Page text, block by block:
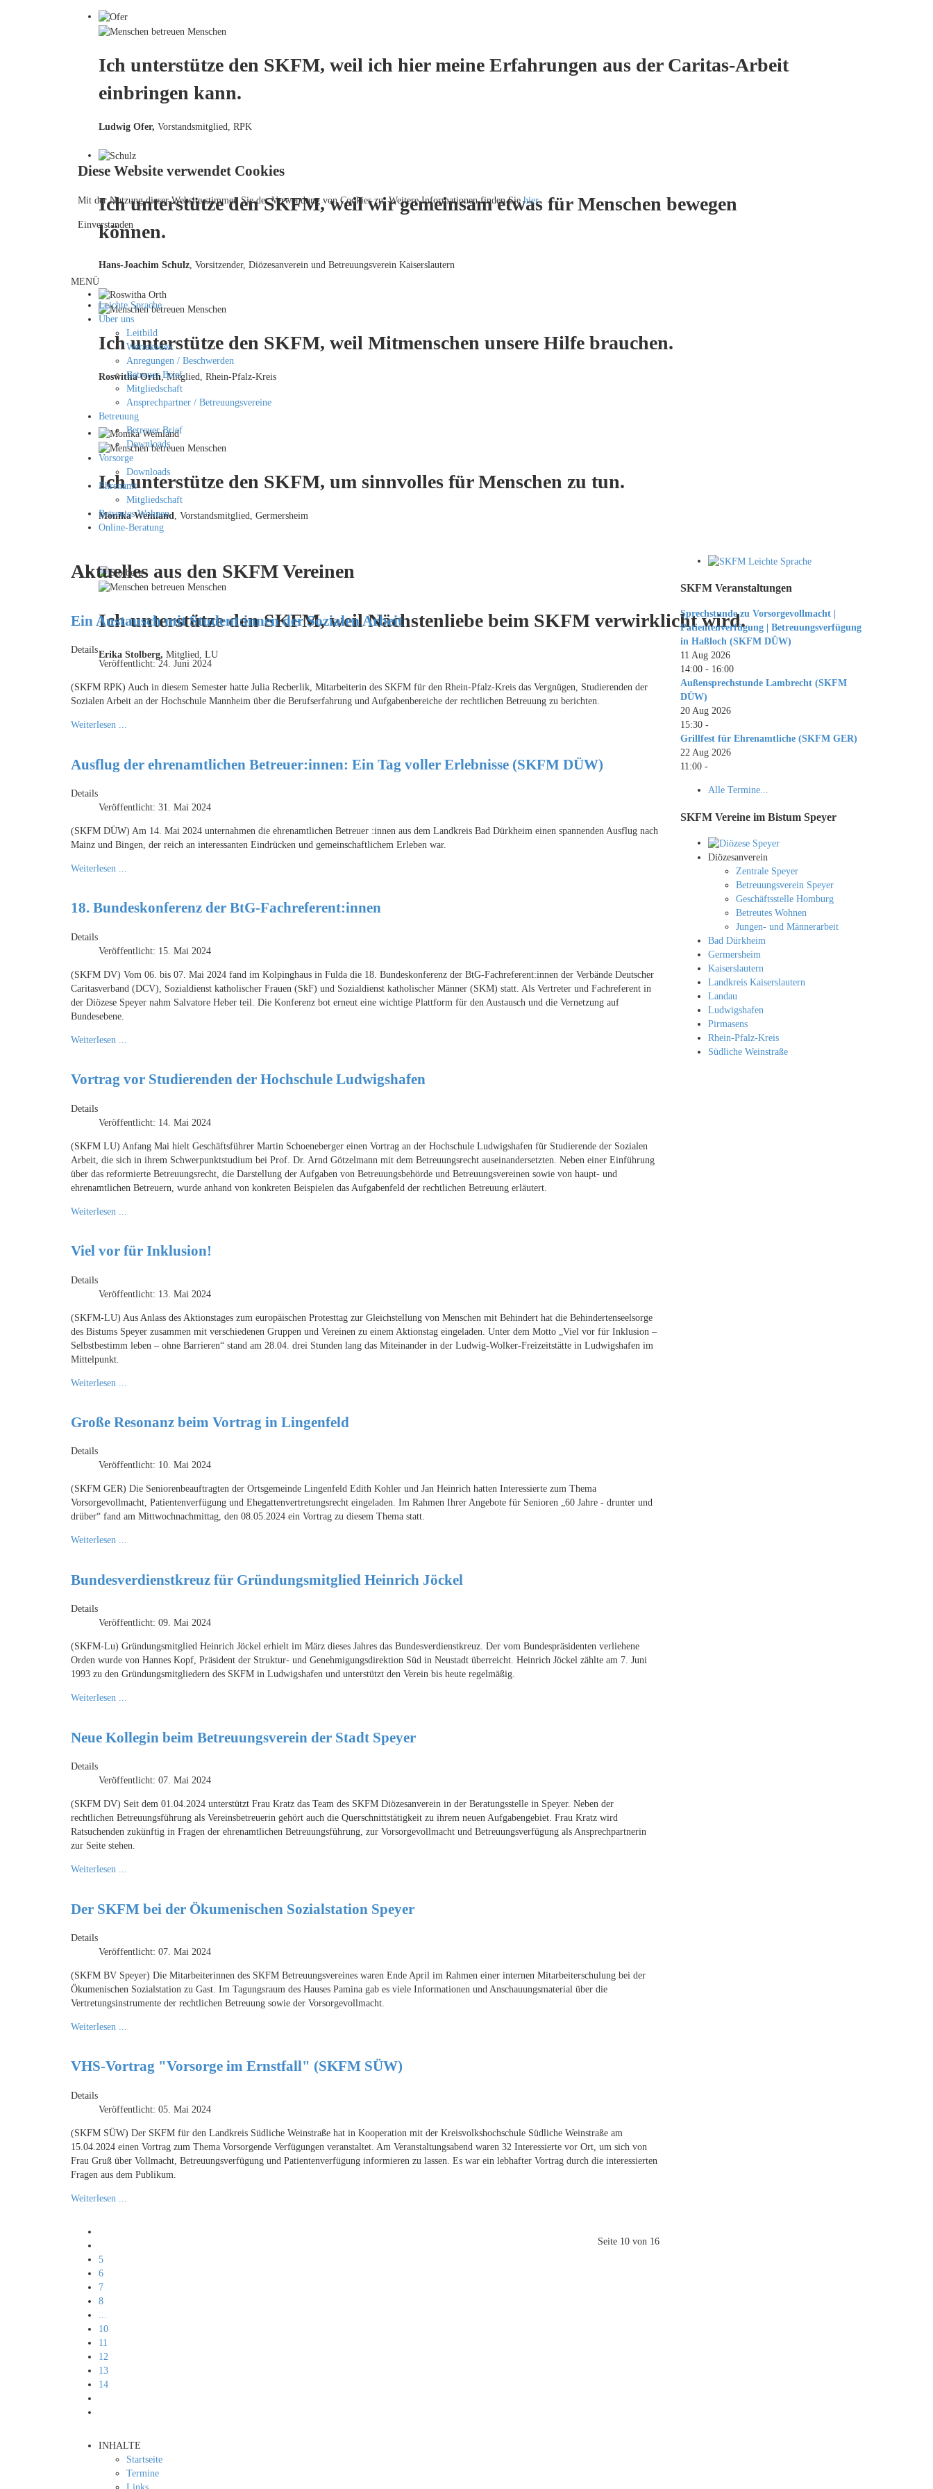
Ich unterstütze den SKFM, weil ich hier meine Erfahrungen aus der Caritas-Arbeit
einbringen kann.
Ludwig Ofer, Vorstandsmitglied, RPK
Ich unterstütze den SKFM, weil wir gemeinsam etwas für Menschen bewegen
können.
Hans-Joachim Schulz, Vorsitzender, Diözesanverein und Betreuungsverein Kaiserslautern
Ich unterstütze den SKFM, weil Mitmenschen unsere Hilfe brauchen.
Roswitha Orth, Mitglied, Rhein-Pfalz-Kreis
Ich unterstütze den SKFM, um sinnvolles für Menschen zu tun.
Monika Weinland, Vorstandsmitglied, Germersheim
Ich unterstütze den SKFM, weil Nächstenliebe beim SKFM verwirklicht wird.
Erika Stolberg, Mitglied, LU
Diese Website verwendet Cookies
Mit der Nutzung dieser Website stimmen Sie der Verwendung von Cookies zu. Weitere Informationen finden Siehier.
Einverstanden
MENÜ
Leichte Sprache
Über uns
Leitbild
Wertekodex
Anregungen / Beschwerden
Betreuer Brief
Mitgliedschaft
Ansprechpartner / Betreuungsvereine
Betreuung
Betreuer Brief
Downloads
Vorsorge
Downloads
Ehrenamt
Mitgliedschaft
Betreutes Wohnen
Online-Beratung
Aktuelles aus den SKFM Vereinen
Ein Austausch mit Student:innen der Sozialen Arbeit
Details
Veröffentlicht: 24. Juni 2024
(SKFM RPK) Auch in diesem Semester hatte Julia Recberlik, Mitarbeiterin des SKFM für den Rhein-Pfalz-Kreis das Vergnügen, Studierenden der
Sozialen Arbeit an der Hochschule Mannheim über die Berufserfahrung und Aufgabenbereiche der rechtlichen Betreuung zu berichten.
Weiterlesen ...
Ausflug der ehrenamtlichen Betreuer:innen: Ein Tag voller Erlebnisse (SKFM DÜW)
Details
Veröffentlicht: 31. Mai 2024
(SKFM DÜW) Am 14. Mai 2024 unternahmen die ehrenamtlichen Betreuer :innen aus dem Landkreis Bad Dürkheim einen spannenden Ausflug nach
Mainz und Bingen, der reich an interessanten Eindrücken und gemeinschaftlichem Erleben war.
Weiterlesen ...
18. Bundeskonferenz der BtG-Fachreferent:innen
Details
Veröffentlicht: 15. Mai 2024
(SKFM DV) Vom 06. bis 07. Mai 2024 fand im Kolpinghaus in Fulda die 18. Bundeskonferenz der BtG-Fachreferent:innen der Verbände Deutscher
Caritasverband (DCV), Sozialdienst katholischer Frauen (SkF) und Sozialdienst katholischer Männer (SKM) statt. Als Vertreter und Fachreferent in
der Diözese Speyer nahm Salvatore Heber teil. Die Konferenz bot erneut eine wichtige Plattform für den Austausch und die Vernetzung auf
Bundesebene.
Weiterlesen ...
Vortrag vor Studierenden der Hochschule Ludwigshafen
Details
Veröffentlicht: 14. Mai 2024
(SKFM LU) Anfang Mai hielt Geschäftsführer Martin Schoeneberger einen Vortrag an der Hochschule Ludwigshafen für Studierende der Sozialen
Arbeit, die sich in ihrem Schwerpunktstudium bei Prof. Dr. Arnd Götzelmann mit dem Betreuungsrecht auseinandersetzten. Neben einer Einführung
über das reformierte Betreuungsrecht, die Darstellung der Aufgaben von Betreuungsbehörde und Betreuungsvereinen sowie von haupt- und
ehrenamtlichen Betreuern, wurde anhand von konkreten Beispielen das Aufgabenfeld der rechtlichen Betreuung erläutert.
Weiterlesen ...
Viel vor für Inklusion!
Details
Veröffentlicht: 13. Mai 2024
(SKFM-LU) Aus Anlass des Aktionstages zum europäischen Protesttag zur Gleichstellung von Menschen mit Behindert hat die Behindertenseelsorge
des Bistums Speyer zusammen mit verschiedenen Gruppen und Vereinen zu einem Aktionstag eingeladen. Unter dem Motto „Viel vor für Inklusion –
Selbstbestimm leben – ohne Barrieren“ stand am 28.04. drei Stunden lang das Miteinander in der Ludwig-Wolker-Freizeitstätte in Ludwigshafen im
Mittelpunkt.
Weiterlesen ...
Große Resonanz beim Vortrag in Lingenfeld
Details
Veröffentlicht: 10. Mai 2024
(SKFM GER) Die Seniorenbeauftragten der Ortsgemeinde Lingenfeld Edith Kohler und Jan Heinrich hatten Interessierte zum Thema
Vorsorgevollmacht, Patientenverfügung und Ehegattenvertretungsrecht eingeladen. Im Rahmen Ihrer Angebote für Senioren „60 Jahre - drunter und
drüber“ fand am Mittwochnachmittag, den 08.05.2024 ein Vortrag zu diesem Thema statt.
Weiterlesen ...
Bundesverdienstkreuz für Gründungsmitglied Heinrich Jöckel
Details
Veröffentlicht: 09. Mai 2024
(SKFM-Lu) Gründungsmitglied Heinrich Jöckel erhielt im März dieses Jahres das Bundesverdienstkreuz. Der vom Bundespräsidenten verliehene
Orden wurde von Hannes Kopf, Präsident der Struktur- und Genehmigungsdirektion Süd in Neustadt überreicht. Heinrich Jöckel zählte am 7. Juni
1993 zu den Gründungsmitgliedern des SKFM in Ludwigshafen und unterstützt den Verein bis heute regelmäßig.
Weiterlesen ...
Neue Kollegin beim Betreuungsverein der Stadt Speyer
Details
Veröffentlicht: 07. Mai 2024
(SKFM DV) Seit dem 01.04.2024 unterstützt Frau Kratz das Team des SKFM Diözesanverein in der Beratungsstelle in Speyer. Neben der
rechtlichen Betreuungsführung als Vereinsbetreuerin gehört auch die Querschnittstätigkeit zu ihrem neuen Aufgabengebiet. Frau Kratz wird
Ratsuchenden zukünftig in Fragen der ehrenamtlichen Betreuungsführung, zur Vorsorgevollmacht und Betreuungsverfügung als Ansprechpartnerin
zur Seite stehen.
Weiterlesen ...
Der SKFM bei der Ökumenischen Sozialstation Speyer
Details
Veröffentlicht: 07. Mai 2024
(SKFM BV Speyer) Die Mitarbeiterinnen des SKFM Betreuungsvereines waren Ende April im Rahmen einer internen Mitarbeiterschulung bei der
Ökumenischen Sozialstation zu Gast. Im Tagungsraum des Hauses Pamina gab es viele Informationen und Anschauungsmaterial über die
Vertretungsinstrumente der rechtlichen Betreuung sowie der Vorsorgevollmacht.
Weiterlesen ...
VHS-Vortrag "Vorsorge im Ernstfall" (SKFM SÜW)
Details
Veröffentlicht: 05. Mai 2024
(SKFM SÜW) Der SKFM für den Landkreis Südliche Weinstraße hat in Kooperation mit der Kreisvolkshochschule Südliche Weinstraße am
15.04.2024 einen Vortrag zum Thema Vorsorgende Verfügungen veranstaltet. Am Veranstaltungsabend waren 32 Interessierte vor Ort, um sich von
Frau Gruß über Vollmacht, Betreuungsverfügung und Patientenverfügung informieren zu lassen. Es war ein lebhafter Vortrag durch die interessierten
Fragen aus dem Publikum.
Weiterlesen ...
Seite 10 von 16
5
6
7
8
10
11
12
13
14
SKFM Veranstaltungen
Sprechstunde zu Vorsorgevollmacht |
Patientenverfügung | Betreuungsverfügung
in Haßloch (SKFM DÜW)
11 Aug 2026
14:00- 16:00
Außensprechstunde Lambrecht (SKFM
DÜW)
20 Aug 2026
15:30-
Grillfest für Ehrenamtliche (SKFM GER)
22 Aug 2026
11:00-
Alle Termine...
SKFM Vereine im Bistum Speyer
Diözesanverein
Zentrale Speyer
Betreuungsverein Speyer
Geschäftsstelle Homburg
Betreutes Wohnen
Jungen- und Männerarbeit
Bad Dürkheim
Germersheim
Kaiserslautern
Landkreis Kaiserslautern
Landau
Ludwigshafen
Pirmasens
Rhein-Pfalz-Kreis
Südliche Weinstraße
INHALTE
Startseite
Termine